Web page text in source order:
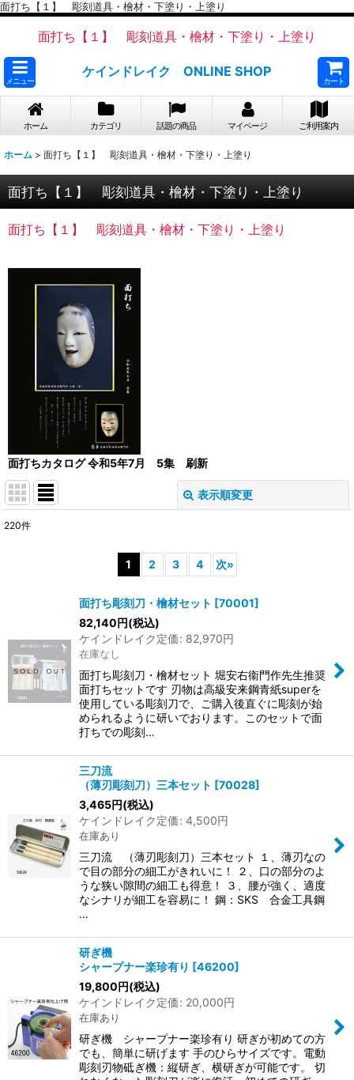
面打ち【１】 彫刻道具・檜材・下塗り・上塗り
面打ち【１】 彫刻道具・檜材・下塗り・上塗り
メニュー
ケインドレイク ONLINE SHOP
カート
ホーム カテゴリ 話題の商品 マイページ ご利用案内
ホーム > 面打ち【１】 彫刻道具・檜材・下塗り・上塗り
面打ち【１】 彫刻道具・檜材・下塗り・上塗り
面打ち【１】 彫刻道具・檜材・下塗り・上塗り
面打ちカタログ 令和5年7月 5集 刷新
表示順変更
サブカテゴリ
並び順:
絞り込む
220件
1 2 3 4 次»
面打ち彫刻刀・檜材セット [70001]
82,140円(税込)
ケインドレイク定価: 82,970円
在庫なし
面打ち彫刻刀・檜材セット 堀安右衞門作先生推奨
面打ちセットです 刃物は高級安来鋼青紙superを
使用している彫刻刀で、ご購入後直ぐに彫刻が始
められるように研いでおります。このセットで面
打ちでの彫刻…
三刀流
（薄刃彫刻刀）三本セット [70028]
3,465円(税込)
ケインドレイク定価: 4,500円
在庫あり
三刀流 （薄刃彫刻刀）三本セット １、薄刃なの
で目の部分の細工がきれいに！ ２、口の部分のよ
うな狭い隙間の細工も得意！ ３、腰が強く、適度
なシナリが細工を容易に！ 鋼：SKS 合金工具鋼
…
研ぎ機
シャープナー楽珍有り [46200]
19,800円(税込)
ケインドレイク定価: 20,000円
在庫あり
研ぎ機 シャープナー楽珍有り 研ぎが初めての方
でも、簡単に研げます 手のひらサイズです。電動
彫刻刃物砥ぎ機：縦研ぎ、横研ぎが可能です。 切